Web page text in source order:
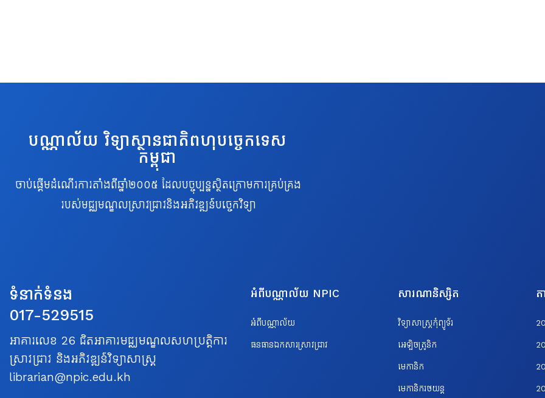
បណ្ណាល័យ វិទ្យាស្ថានជាតិពហុបច្ចេកទេស
កម្ពុជា
ចាប់ផ្តើមដំណើរការតាំងពីឆ្នាំ២០០៥ ដែលបច្ចុប្បន្នស្ថិតក្រោមការគ្រប់គ្រង
របស់មជ្ឈមណ្ឌលស្រាវជ្រាវនិងអភិវឌ្ឍន៍បច្ចេកវិទ្យា
ទំនាក់ទំនង
017-529515
អាគារលេខ 26 ជិតអាគារមជ្ឈមណ្ឌលសហប្រត្តិការ
ស្រាវជ្រាវ និងអភិវឌ្ឍន៍វិទ្យាសាស្ត្រ
librarian@npic.edu.kh
អំពីបណ្ណាល័យ NPIC
អំពីបណ្ណាល័យ
ធនធានឯកសារស្រាវជ្រាវ
សារណានិស្សិត
វិទ្យាសាស្ត្រកុំព្យូទ័រ
អេឡិចត្រូនិក
មេកានិក
មេកានិករថយន្ត
ត